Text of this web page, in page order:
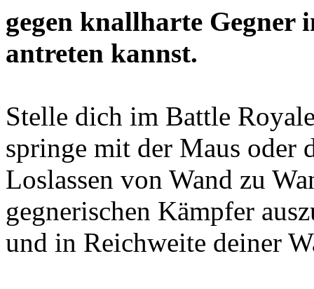
gegen knallharte Gegner
antreten kannst.
Stelle dich im Battle
springe mit der Maus oder
Loslassen von Wand zu
gegnerischen Kämpfer
und in Reichweite deiner